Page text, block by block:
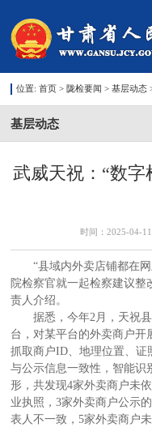
位置: 首页> 陇检要闻 > 基层动态
基层动态
武威天祝：“数字
时间：2025-04-
“县域内外卖店铺都在
院检察官就一起检察建议整
责人介绍。
据悉，今年2月，天祝
台，对某平台的外卖商户开
抓取商户ID、地理位置、证
与公示信息一致性，智能识
形，共发现4家外卖商户未
业执照，3家外卖商户公示
表人不一致，5家外卖商户